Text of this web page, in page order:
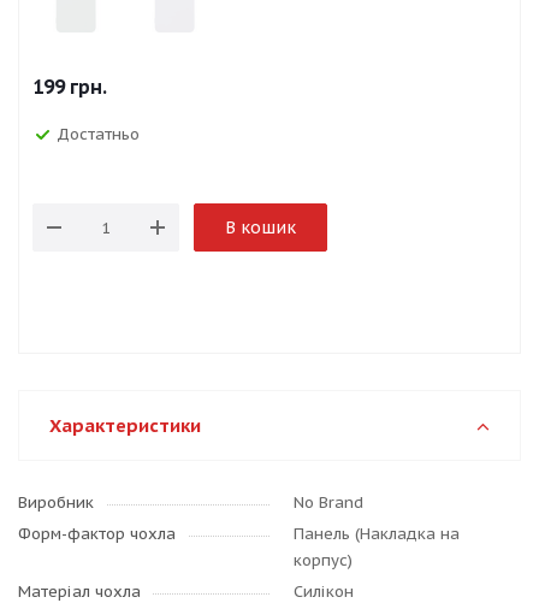
199грн.
Достатньо
В кошик
Характеристики
Виробник
No Brand
Форм-фактор чохла
Панель (Накладка на
корпус)
Матеріал чохла
Силікон